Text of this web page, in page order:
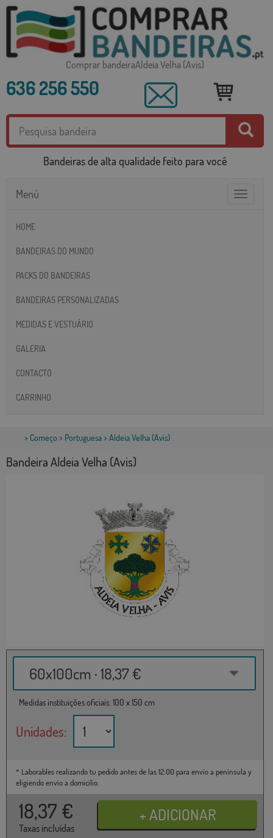
Comprar bandeiraAldeia Velha (Avis)
636 256 550
Bandeiras de alta qualidade feito para você
Toggle
Menú
HOME
BANDEIRAS DO MUNDO
PACKS DO BANDEIRAS
BANDEIRAS PERSONALIZADAS
MEDIDAS E VESTUÁRIO
GALERIA
CONTACTO
CARRINHO
> Começo > Portuguesa> Aldeia Velha (Avis)
Bandeira Aldeia Velha (Avis)
60x100cm · 18,37 €
Medidas instituições oficiais: 100 x 150 cm
Unidades:
* Laborables realizando tu pedido antes de las 12:00 para envío a península y
eligiendo envío a domicilio.
18,37 €
Taxas incluídas